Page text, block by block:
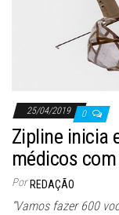
25/04/2019 0
Zipline inicia
médicos
Por REDAÇÃO
“Vamos fazer 600